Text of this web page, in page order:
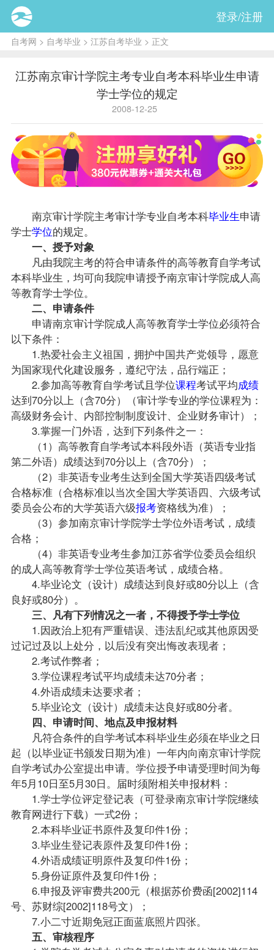
登录/注册
自考网 > 自考毕业 > 江苏自考毕业 > 正文
江苏南京审计学院主考专业自考本科毕业生申请
学士学位的规定
2008-12-25
南京审计学院主考审计学专业自考本科毕业生申请
学士学位的规定。
一、授予对象
凡由我院主考的符合申请条件的高等教育自学考试
本科毕业生，均可向我院申请授予南京审计学院成人高
等教育学士学位。
二、申请条件
申请南京审计学院成人高等教育学士学位必须符合
以下条件：
1.热爱社会主义祖国，拥护中国共产党领导，愿意
为国家现代化建设服务，遵纪守法，品行端正；
2.参加高等教育自学考试且学位课程考试平均成绩
达到70分以上（含70分）（审计学专业的学位课程为：
高级财务会计、内部控制制度设计、企业财务审计）；
3.掌握一门外语，达到下列条件之一：
（1）高等教育自学考试本科段外语（英语专业指
第二外语）成绩达到70分以上（含70分）；
（2）非英语专业考生达到全国大学英语四级考试
合格标准（合格标准以当次全国大学英语四、六级考试
委员会公布的大学英语六级报考资格线为准）；
（3）参加南京审计学院学士学位外语考试，成绩
合格；
（4）非英语专业考生参加江苏省学位委员会组织
的成人高等教育学士学位英语考试，成绩合格。
4.毕业论文（设计）成绩达到良好或80分以上（含
良好或80分）。
三、凡有下列情况之一者，不得授予学士学位
1.因政治上犯有严重错误、违法乱纪或其他原因受
过记过及以上处分，以后没有突出悔改表现者；
2.考试作弊者；
3.学位课程考试平均成绩未达70分者；
4.外语成绩未达要求者；
5.毕业论文（设计）成绩未达良好或80分者。
四、申请时间、地点及申报材料
凡符合条件的自学考试本科毕业生必须在毕业之日
起（以毕业证书颁发日期为准）一年内向南京审计学院
自学考试办公室提出申请。学位授予申请受理时间为每
年5月10日至5月30日。届时须附相关申报材料：
1.学士学位评定登记表（可登录南京审计学院继续
教育网进行下载）一式2份；
2.本科毕业证书原件及复印件1份；
3.毕业生登记表原件及复印件1份；
4.外语成绩证明原件及复印件1份；
5.身份证原件及复印件1份；
6.申报及评审费共200元（根据苏价费函[2002]114
号、苏财综[2002]118号文）；
7.小二寸近期免冠正面蓝底照片四张。
五、审核程序